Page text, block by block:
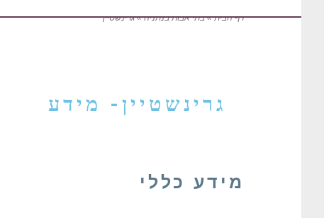
דף הבית»בתי אבות בנתניה»גרינשטיין
גרינשטיין- מידע
מידע כללי